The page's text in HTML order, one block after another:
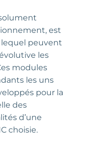
est
lequel peuvent
les
modules
les uns
pour la
des
d’une
choisie.